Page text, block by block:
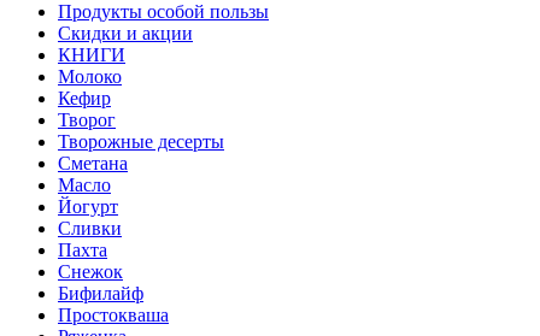
Продукты особой пользы
Скидки и акции
КНИГИ
Молоко
Кефир
Творог
Творожные десерты
Сметана
Масло
Йогурт
Сливки
Пахта
Снежок
Бифилайф
Простокваша